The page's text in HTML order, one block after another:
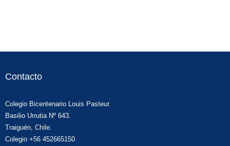
Contacto
Colegio Bicentenario Louis Pasteur.
Basilio Urrutia Nº 643.
Traiguén, Chile.
Colegio +56 452665150